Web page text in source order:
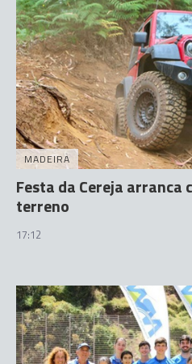
MADEIRA
Festa da Cereja arranca
terreno
17:12